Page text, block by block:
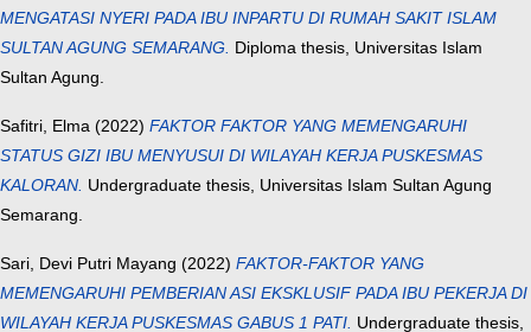
MENGATASI NYERI PADA IBU INPARTU DI RUMAH SAKIT ISLAM
SULTAN AGUNG SEMARANG. Diploma thesis, Universitas Islam
Sultan Agung.
Safitri, Elma (2022) FAKTOR FAKTOR YANG MEMENGARUHI
STATUS GIZI IBU MENYUSUI DI WILAYAH KERJA PUSKESMAS
KALORAN. Undergraduate thesis, Universitas Islam Sultan Agung
Semarang.
Sari, Devi Putri Mayang (2022) FAKTOR-FAKTOR YANG
MEMENGARUHI PEMBERIAN ASI EKSKLUSIF PADA IBU PEKERJA DI
WILAYAH KERJA PUSKESMAS GABUS 1 PATI. Undergraduate thesis,